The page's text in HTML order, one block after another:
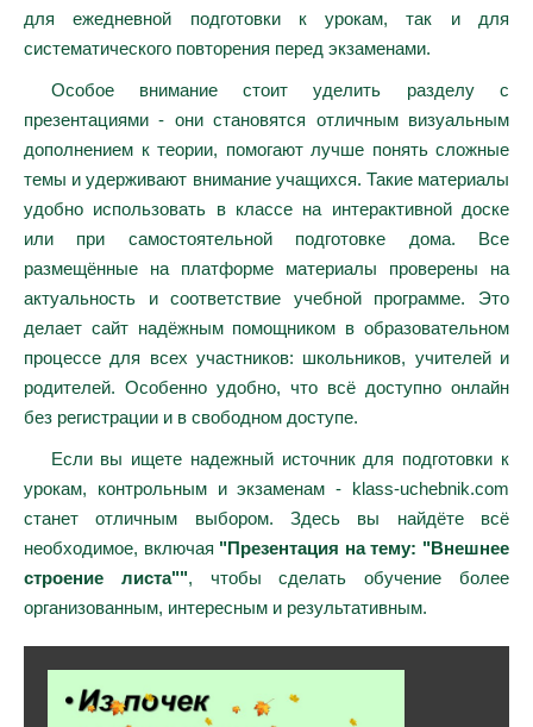
для ежедневной подготовки к урокам, так и для
систематического повторения перед экзаменами.
Особое внимание стоит уделить разделу с
презентациями - они становятся отличным визуальным
дополнением к теории, помогают лучше понять сложные
темы и удерживают внимание учащихся. Такие материалы
удобно использовать в классе на интерактивной доске
или при самостоятельной подготовке дома. Все
размещённые на платформе материалы проверены на
актуальность и соответствие учебной программе. Это
делает сайт надёжным помощником в образовательном
процессе для всех участников: школьников, учителей и
родителей. Особенно удобно, что всё доступно онлайн
без регистрации и в свободном доступе.
Если вы ищете надежный источник для подготовки к
урокам, контрольным и экзаменам - klass-uchebnik.com
станет отличным выбором. Здесь вы найдёте всё
необходимое, включая "Презентация на тему: "Внешнее
строение листа"", чтобы сделать обучение более
организованным, интересным и результативным.